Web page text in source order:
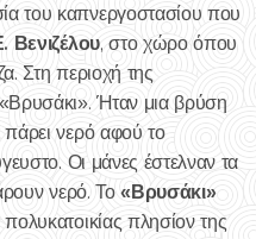
του καπνεργοστασίου που
Βενιζέλου, στο χώρο όπου
Στη περιοχή της
Ήταν μια βρύση
νερό αφού το
Οι μάνες έστελναν τα
νερό. Το«Βρυσάκι»
πλησίον της